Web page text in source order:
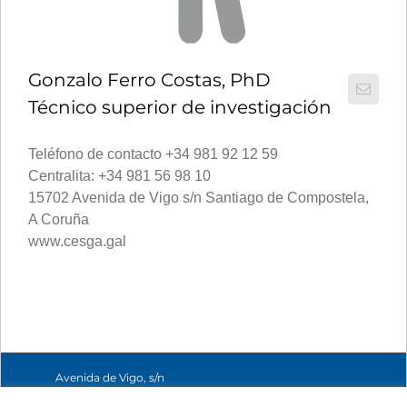
Gonzalo Ferro Costas, PhD
Técnico superior de investigación
Teléfono de contacto +34 981 92 12 59
Centralita: +34 981 56 98 10
15702 Avenida de Vigo s/n Santiago de Compostela,
A Coruña
www.cesga.gal
Avenida de Vigo, s/n